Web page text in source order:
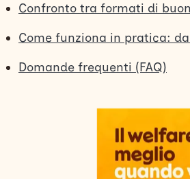
Confronto tra formati di
Come funziona in pratica:
Domande frequenti (FAQ)